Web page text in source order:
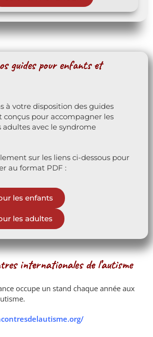
guides pour enfants et
à votre disposition des guides
conçus pour accompagner les
adultes avec le syndrome
sur les liens ci-dessous pour
au format PDF :
les enfants
les adultes
internationales de l’autisme
occupe un stand chaque année aux